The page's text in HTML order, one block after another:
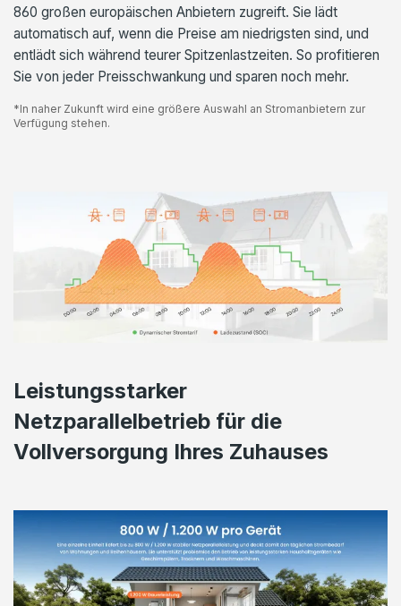
860 großen europäischen Anbietern zugreift. Sie lädt
automatisch auf, wenn die Preise am niedrigsten sind, und
entlädt sich während teurer Spitzenlastzeiten. So profitieren
Sie von jeder Preisschwankung und sparen noch mehr.
*In naher Zukunft wird eine größere Auswahl an Stromanbietern zur
Verfügung stehen.
Leistungsstarker
Netzparallelbetrieb für die
Vollversorgung Ihres Zuhauses